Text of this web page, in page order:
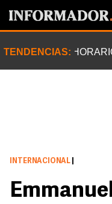
TENDENCIAS:
INTERNACIONAL